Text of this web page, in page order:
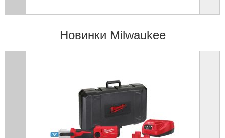
Новинки Milwaukee